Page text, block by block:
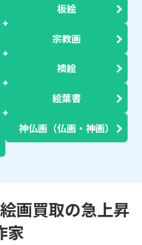
板絵
宗教画
襖絵
絵葉書
神仏画（仏画・神画）
画買取の急上昇
家